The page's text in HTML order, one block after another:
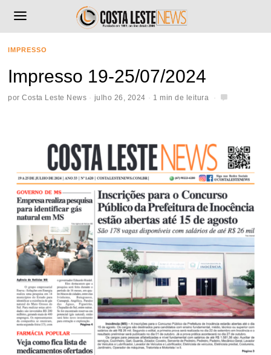
IMPRESSO
Impresso 19-25/07/2024
porCosta Leste News julho 26, 2024 1 min de leitura